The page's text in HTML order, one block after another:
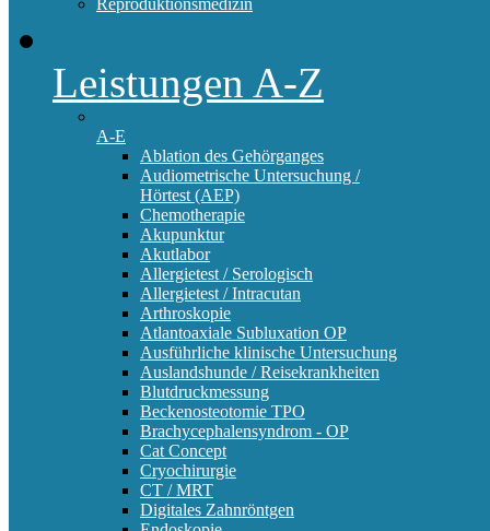
Reproduktionsmedizin
Leistungen A-Z
A-E
Ablation des Gehörganges
Audiometrische Untersuchung /
Hörtest (AEP)
Chemotherapie
Akupunktur
Akutlabor
Allergietest / Serologisch
Allergietest / Intracutan
Arthroskopie
Atlantoaxiale Subluxation OP
Ausführliche klinische Untersuchung
Auslandshunde / Reisekrankheiten
Blutdruckmessung
Beckenosteotomie TPO
Brachycephalensyndrom - OP
Cat Concept
Cryochirurgie
CT / MRT
Digitales Zahnröntgen